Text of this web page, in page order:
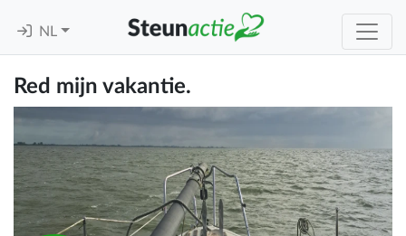
NL
Red mijn vakantie.